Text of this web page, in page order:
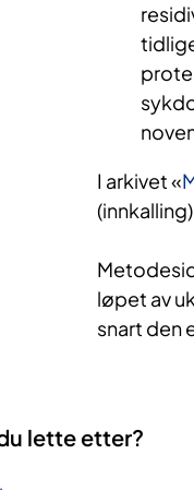
I arkivet «
løpet av
snart den
lette etter?